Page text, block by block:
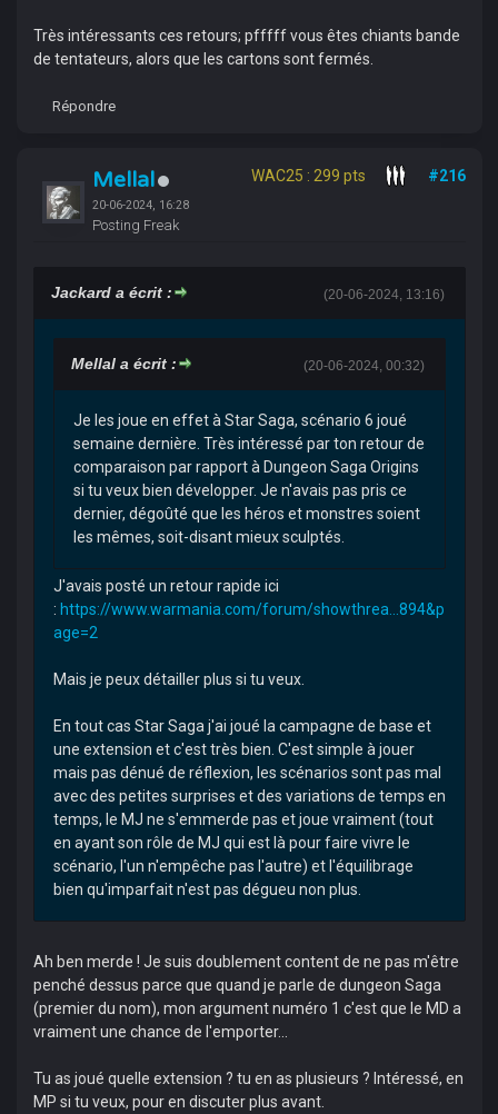
Très intéressants ces retours; pfffff vous êtes chiants bande
de tentateurs, alors que les cartons sont fermés.
Répondre
Mellal
20-06-2024, 16:28
Posting Freak
WAC25 : 299 pts #216
(20-06-2024, 13:16)
Jackard a écrit :
(20-06-2024, 00:32)
Mellal a écrit :
Je les joue en effet à Star Saga, scénario 6 joué
semaine dernière. Très intéressé par ton retour de
comparaison par rapport à Dungeon Saga Origins
si tu veux bien développer. Je n'avais pas pris ce
dernier, dégoûté que les héros et monstres soient
les mêmes, soit-disant mieux sculptés.
J'avais posté un retour rapide ici
: https://www.warmania.com/forum/showthrea...894&p
age=2
Mais je peux détailler plus si tu veux.
En tout cas Star Saga j'ai joué la campagne de base et
une extension et c'est très bien. C'est simple à jouer
mais pas dénué de réflexion, les scénarios sont pas mal
avec des petites surprises et des variations de temps en
temps, le MJ ne s'emmerde pas et joue vraiment (tout
en ayant son rôle de MJ qui est là pour faire vivre le
scénario, l'un n'empêche pas l'autre) et l'équilibrage
bien qu'imparfait n'est pas dégueu non plus.
Ah ben merde ! Je suis doublement content de ne pas m'être
penché dessus parce que quand je parle de dungeon Saga
(premier du nom), mon argument numéro 1 c'est que le MD a
vraiment une chance de l'emporter...
Tu as joué quelle extension ? tu en as plusieurs ? Intéressé, en
MP si tu veux, pour en discuter plus avant.